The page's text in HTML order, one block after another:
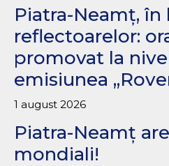
Piatra-Neamț, în
reflectoarelor:
promovat la
emisiunea
1 august 2026
Piatra-Neamț
mondiali!